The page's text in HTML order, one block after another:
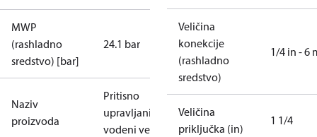
MWP
(rashladno
sredstvo) [bar]
24.1 bar
Naziv
proizvoda
Pritisno
upravljani
vodeni ventil
Veličina
konekcije
(rashladno
sredstvo)
1/4 in - 6
Veličina
priključka (in)
1 1/4